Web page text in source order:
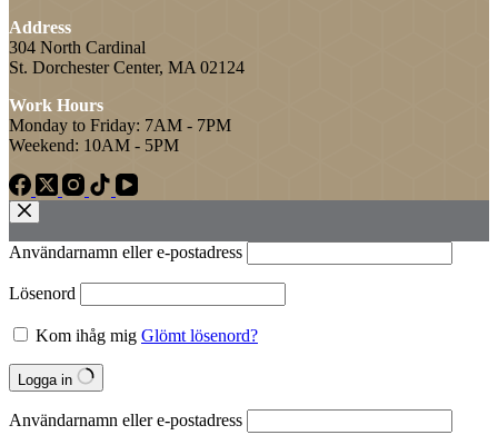
Address
304 North Cardinal
St. Dorchester Center, MA 02124
Work Hours
Monday to Friday: 7AM - 7PM
Weekend: 10AM - 5PM
Användarnamn eller e‑postadress
Lösenord
Kom ihåg mig Glömt lösenord?
Logga in
Användarnamn eller e‑postadress